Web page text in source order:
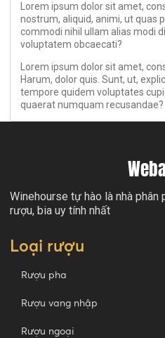
Lorem ipsum dolor sit amet,
nostrum, aliquid, animi, ut quas
commodi nihil ullam alias modi
voluptatem obcaecati?
Lorem ipsum dolor sit amet,
Harum, dolor quis. Sunt, ut,
tempore quidem voluptates
quaerat numquam
Winehourse tự hào là nhà
rượu, bia uy tính nhất
Loại rượu
Rượu pha
Rượu vang nhập
Rượu ngoại